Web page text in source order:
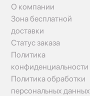
О компании
Зона бесплатной
доставки
Статус заказа
Политика
конфиденциальности
Политика обработки
персональных данных